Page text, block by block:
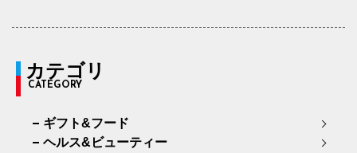
カテゴリ
CATEGORY
ギフト&フード
ヘルス&ビューティー